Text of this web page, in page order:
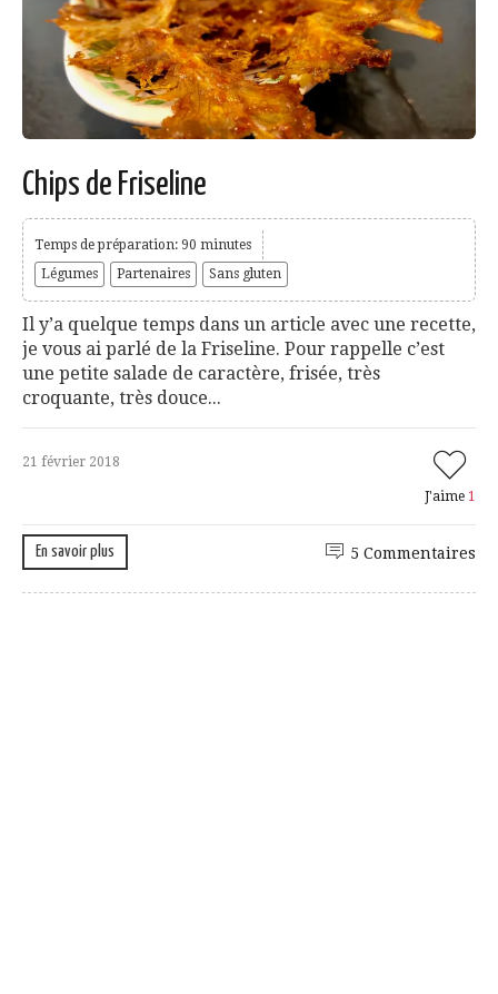
Chips de Friseline
Temps de préparation: 90 minutes
Légumes
Partenaires Sans gluten
Il y’a quelque temps dans un article avec une recette,
je vous ai parlé de la Friseline. Pour rappelle c’est
une petite salade de caractère, frisée, très
croquante, très douce...
21 février 2018
J'aime 1
En savoir plus 5 Commentaires